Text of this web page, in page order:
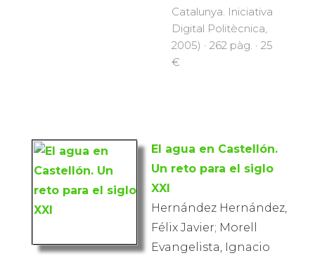
Catalunya. Iniciativa
Digital Politècnica,
2005) · 262 pàg. · 25
€
El agua en Castellón.
Un reto para el siglo
XXI
Hernández Hernández,
Félix Javier; Morell
Evangelista, Ignacio